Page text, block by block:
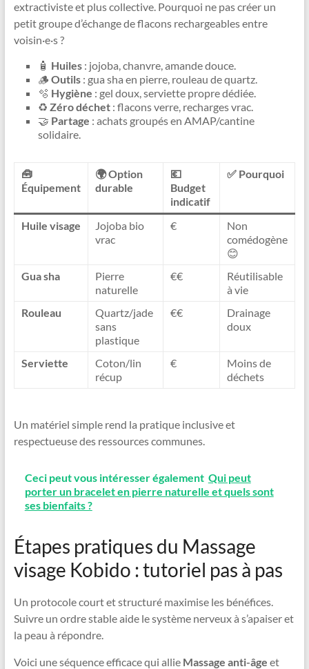
extractiviste et plus collective. Pourquoi ne pas créer un
petit groupe d’échange de flacons rechargeables entre
voisin·e·s ?
🧴 Huiles: jojoba, chanvre, amande douce.
🪵 Outils: gua sha en pierre, rouleau de quartz.
🫧 Hygiène : gel doux, serviette propre dédiée.
♻️ Zéro déchet: flacons verre, recharges vrac.
🤝 Partage : achats groupés en AMAP/cantine
solidaire.
🧰
Équipement
🌍 Option
durable
💶
Budget
indicatif
✅ Pourquoi
Huile visage
Jojoba bio
vrac
€
Non
comédogène
😊
Gua sha
Pierre
naturelle
€€
Réutilisable
à vie
Rouleau
Quartz/jade
sans
plastique
€€
Drainage
doux
Serviette
Coton/lin
récup
€
Moins de
déchets
Un matériel simple rend la pratique inclusive et
respectueuse des ressources communes.
Ceci peut vous intéresser également Qui peut
porter un bracelet en pierre naturelle et quels sont
ses bienfaits ?
Étapes pratiques du Massage
visage Kobido : tutoriel pas à pas
Un protocole court et structuré maximise les bénéfices.
Suivre un ordre stable aide le système nerveux à s’apaiser et
la peau à répondre.
Voici une séquence efficace qui allie Massage anti-âge et